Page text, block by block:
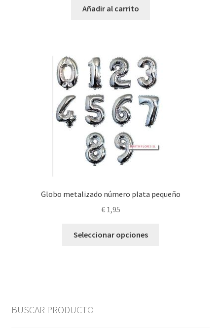
Añadir al carrito
Globo metalizado número plata pequeño
€1,95
Seleccionar opciones
BUSCAR PRODUCTO